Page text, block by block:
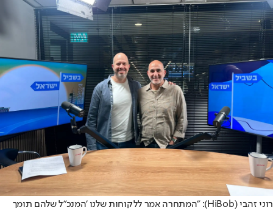
רוני זהבי (HiBob): "המתחרה אמר ללקוחות שלנו 'המנכ"ל שלהם תומך